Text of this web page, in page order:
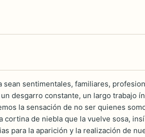
sean sentimentales, familiares,
desgarro constante, un largo trabajo
la sensación de no ser quienes
de niebla que la vuelve sosa,
para la aparición y la realización de